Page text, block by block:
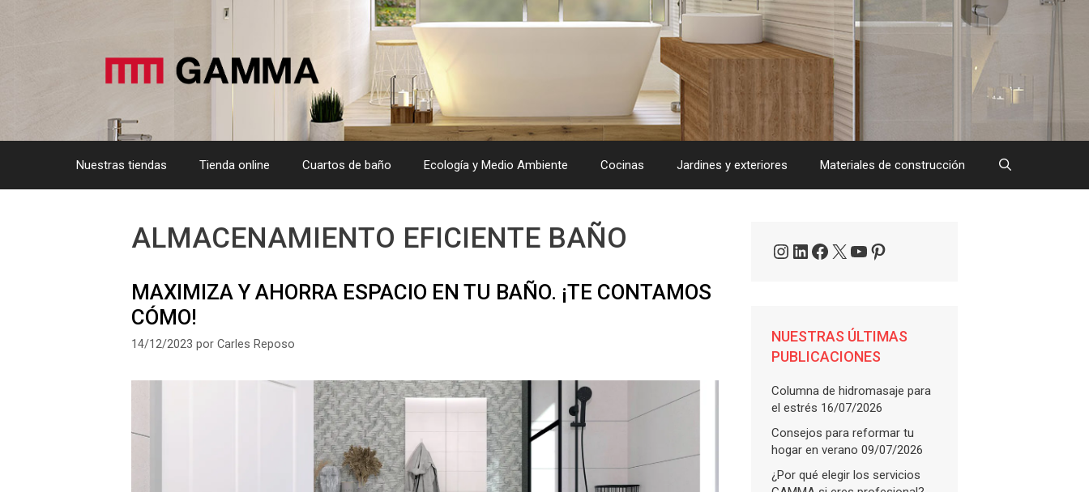
Nuestras tiendas Tienda online Cuartos de baño Ecología y Medio Ambiente Cocinas Jardines y exteriores Materiales de construcción
ALMACENAMIENTO EFICIENTE BAÑO
MAXIMIZA Y AHORRA ESPACIO EN TU BAÑO. ¡TE CONTAMOS
CÓMO!
14/12/2023 por Carles Reposo
Instagram
LinkedIn
Facebook
X YouTube
Pinterest
NUESTRAS ÚLTIMAS
PUBLICACIONES
Columna de hidromasaje para
el estrés 16/07/2026
Consejos para reformar tu
hogar en verano 09/07/2026
¿Por qué elegir los servicios